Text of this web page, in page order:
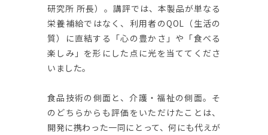
研究所 所長）。講評では、本製品が単なる
栄養補給ではなく、利用者のQOL（生活の
質）に直結する「心の豊かさ」や「食べる
楽しみ」を形にした点に光を当ててくださ
いました。
食品技術の側面と、介護・福祉の側面。そ
のどちらからも評価をいただけたことは、
開発に携わった一同にとって、何にも代えが